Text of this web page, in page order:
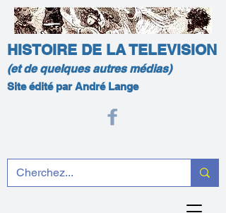
HISTOIRE DE LA TELEVISION
(et de quelques autres médias)
Site édité par André Lange